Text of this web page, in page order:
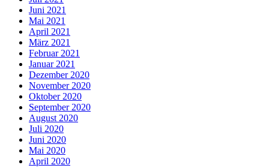
Juni 2021
Mai 2021
April 2021
März 2021
Februar 2021
Januar 2021
Dezember 2020
November 2020
Oktober 2020
September 2020
August 2020
Juli 2020
Juni 2020
Mai 2020
April 2020